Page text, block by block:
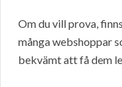
Om du vill prova,
många webshoppar
bekvämt att få dem